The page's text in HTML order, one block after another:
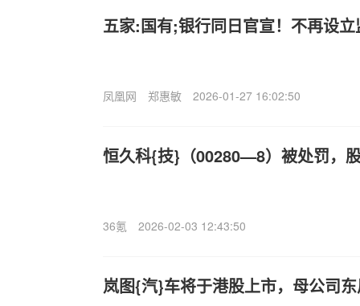
五家:国有;银行同日官宣！不再设
凤凰网 郑惠敏 2026-01-27 16:02:50
恒久科{技}（00280—8）被处罚，
36氪 2026-02-03 12:43:50
岚图{汽}车将于港股上市，母公司